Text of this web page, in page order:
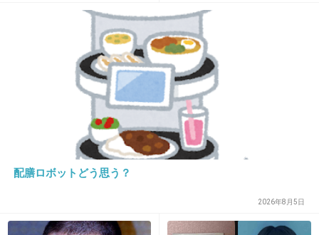
2018/11/16(金) 10:54:03
料理研究家の土井先生とこいつが仲良いのがほんといや！
土井先生の格が下がるからこいつは関わらないでほしい
2018/11/16(金) 10:54:49
+5 -1
やがって」
配膳ロボットどう思う？
2026年8月5日